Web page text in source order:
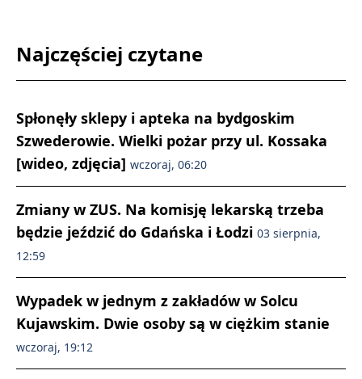
Najczęściej czytane
Spłonęły sklepy i apteka na bydgoskim
Szwederowie. Wielki pożar przy ul. Kossaka
[wideo, zdjęcia] wczoraj, 06:20
Zmiany w ZUS. Na komisję lekarską trzeba
będzie jeździć do Gdańska i Łodzi 03 sierpnia,
12:59
Wypadek w jednym z zakładów w Solcu
Kujawskim. Dwie osoby są w ciężkim stanie
wczoraj, 19:12